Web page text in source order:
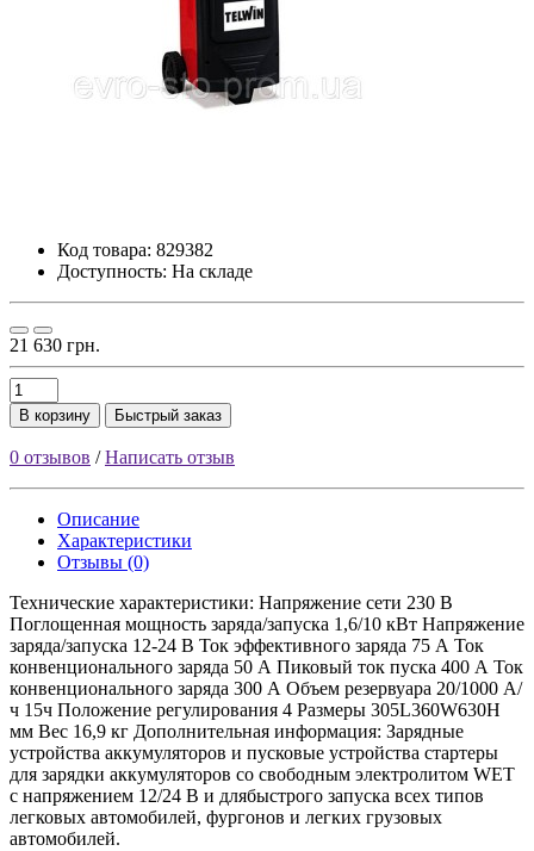
Код товара: 829382
Доступность: На складе
21 630 грн.
В корзину Быстрый заказ
0 отзывов /Написать отзыв
Описание
Характеристики
Отзывы (0)
Технические характеристики: Напряжение сети 230 B
Поглощенная мощность заряда/запуска 1,6/10 кВт Напряжение
заряда/запуска 12-24 В Ток эффективного заряда 75 А Ток
конвенционального заряда 50 А Пиковый ток пуска 400 А Ток
конвенционального заряда 300 А Объем резервуара 20/1000 А/
ч 15ч Положение регулирования 4 Размеры 305L360W630H
мм Вес 16,9 кг Дополнительная информация: Зарядные
устройства аккумуляторов и пусковые устройства стартеры
для зарядки аккумуляторов со свободным электролитом WET
с напряжением 12/24 В и длябыстрого запуска всех типов
легковых автомобилей, фургонов и легких грузовых
автомобилей.